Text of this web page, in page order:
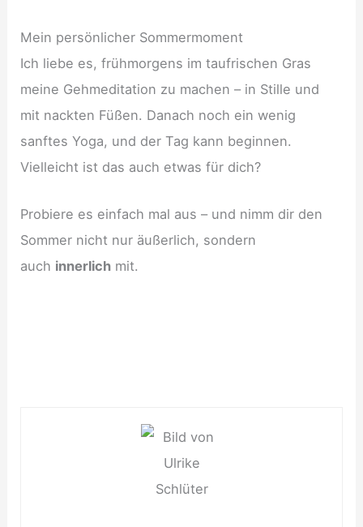
Mein persönlicher Sommermoment
Ich liebe es, frühmorgens im taufrischen Gras
meine Gehmeditation zu machen – in Stille und
mit nackten Füßen. Danach noch ein wenig
sanftes Yoga, und der Tag kann beginnen.
Vielleicht ist das auch etwas für dich?
Probiere es einfach mal aus – und nimm dir den
Sommer nicht nur äußerlich, sondern
auch innerlich mit.